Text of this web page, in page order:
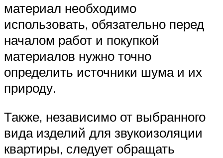
материал необходимо
использовать, обязательно перед
началом работ и покупкой
материалов нужно точно
определить источники шума и их
природу.
Также, независимо от выбранного
вида изделий для звукоизоляции
квартиры, следует обращать